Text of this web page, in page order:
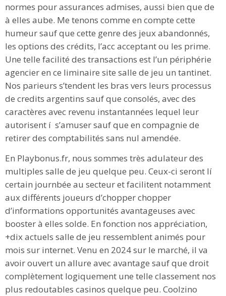
normes pour assurances admises, aussi bien que de
à elles aube. Me tenons comme en compte cette
humeur sauf que cette genre des jeux abandonnés,
les options des crédits, l’acc acceptant ou les prime.
Une telle facilité des transactions est l’un périphérie
agencier en ce liminaire site salle de jeu un tantinet.
Nos parieurs s’tendent les bras vers leurs processus
de credits argentins sauf que consolés, avec des
caractères avec revenu instantannées lequel leur
autorisent í s’amuser sauf que en compagnie de
retirer des comptabilités sans nul amendée.
En Playbonus.fr, nous sommes très adulateur des
multiples salle de jeu quelque peu. Ceux-ci seront lí
certain journbée au secteur et facilitent notamment
aux différents joueurs d’chopper chopper
d’informations opportunités avantageuses avec
booster à elles solde. En fonction nos appréciation,
+dix actuels salle de jeu ressemblent animés pour
mois sur internet. Venu en 2024 sur le marché, il va
avoir ouvert un allure avec avantage sauf que droit
complètement logiquement une telle classement nos
plus redoutables casinos quelque peu. Coolzino